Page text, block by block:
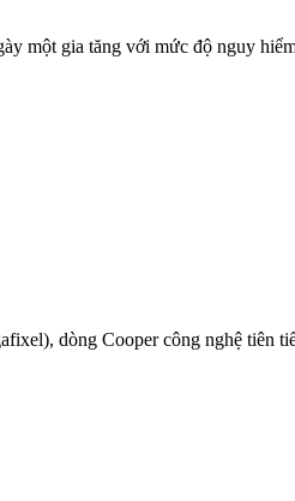
một gia tăng với mức độ nguy
dòng Cooper công nghệ tiên